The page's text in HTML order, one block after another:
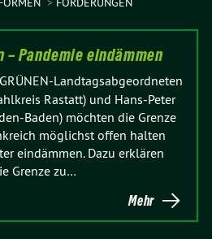
– Pandemie eindämmen
Landtagsabgeordneten
Rastatt) und Hans-Peter
Baden) möchten die Grenze
möglichst offen halten
eindämmen. Dazu erklären
Grenze zu…
Mehr